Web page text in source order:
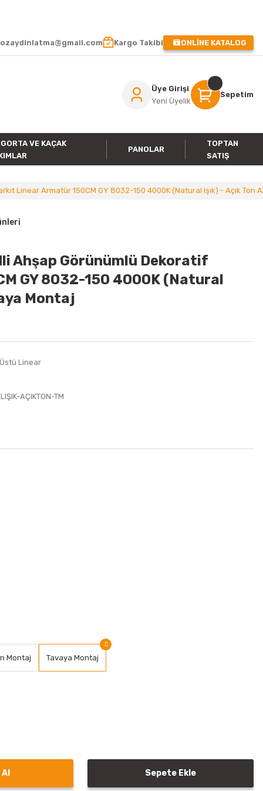
Kargo Takibi ONLİNE KATALOG
Üye Girişi
Yeni Üyelik
Sepetim
VE KAÇAK
PANOLAR
TOPTAN
SATIŞ
Linear Armatür 150CM GY 8032-150 4000K (Natural Işık) - Açık Ton
Ahşap Görünümlü Dekoratif
GY 8032-150 4000K (Natural
Montaj
Üstü Linear
AÇIKTON-TM
Montaj Tavaya Montaj
Sepete Ekle